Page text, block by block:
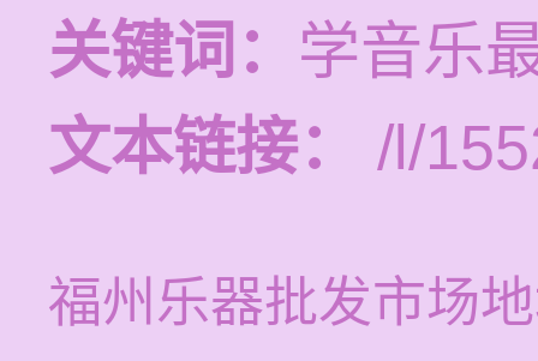
关键词： 学音乐
文本链接：
/l/
福州乐器批发市场